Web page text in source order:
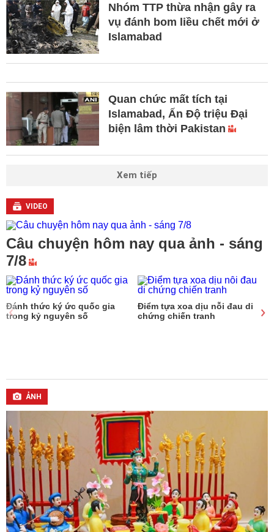
Nhóm TTP thừa nhận gây ra
vụ đánh bom liều chết mới ở
Islamabad
Quan chức mất tích tại
Islamabad, Ấn Độ triệu Đại
biện lâm thời Pakistan
Xem tiếp
VIDEO
Câu chuyện hôm nay qua ảnh - sáng
7/8
Đánh thức ký ức quốc gia
trong kỷ nguyên số
Điểm tựa xoa dịu nỗi đau di
chứng chiến tranh
ẢNH